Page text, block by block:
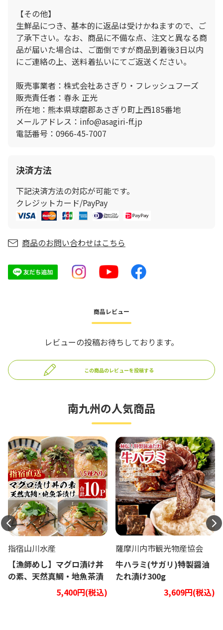
【その他】
生鮮品につき、基本的に返品は受けかねますので、ご
了承下さい。なお、商品に不備な点、注文と異なる商
品が届いた場合は、ご面倒ですが商品到着後3日以内
にご連絡の上、送料着払いにてご返送ください。
販売事業者：株式会社あさぎり・フレッシュフーズ
販売責任者：春永 正光
所在地：熊本県球磨郡あさぎり町上西185番地
メールアドレス：info@asagiri-ff.jp
電話番号：0966-45-7007
決済方法
下記決済方法の対応が可能です。
クレジットカード/PayPay
商品のお問い合わせはこちら
商品レビュー
レビューの投稿お待ちしております。
この商品のレビューを投稿する
南九州の人気商品
指宿山川水産
【漁師めし】マグロ漬け丼
の素、天然真鯛・地魚茶漬
け5種類10Pセット5,400円(税込)
薩摩川内市観光物産協会
牛ハラミ(サガリ)特製醤油
たれ漬け300g
3,609円(税込)